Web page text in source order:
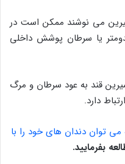
می نوشند ممکن است در
یا سرطان پوشش داخلی
قند به عود سرطان و مرگ
دارد.
می توان دندان های خود را با
بفرمایید.